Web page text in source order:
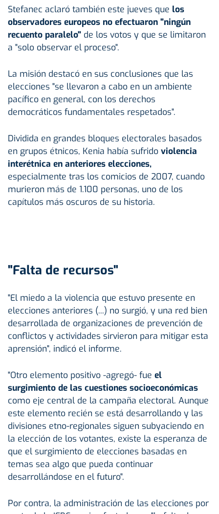
Stefanec aclaró también este jueves que los
observadores europeos no efectuaron "ningún
recuento paralelo" de los votos y que se limitaron
a "solo observar el proceso".
La misión destacó en sus conclusiones que las
elecciones "se llevaron a cabo en un ambiente
pacífico en general, con los derechos
democráticos fundamentales respetados".
Dividida en grandes bloques electorales basados
en grupos étnicos, Kenia había sufrido violencia
interétnica en anteriores elecciones,
especialmente tras los comicios de 2007, cuando
murieron más de 1.100 personas, uno de los
capítulos más oscuros de su historia.
"Falta de recursos"
"El miedo a la violencia que estuvo presente en
elecciones anteriores (...) no surgió, y una red bien
desarrollada de organizaciones de prevención de
conflictos y actividades sirvieron para mitigar esta
aprensión", indicó el informe.
"Otro elemento positivo -agregó- fue el
surgimiento de las cuestiones socioeconómicas
como eje central de la campaña electoral. Aunque
este elemento recién se está desarrollando y las
divisiones etno-regionales siguen subyaciendo en
la elección de los votantes, existe la esperanza de
que el surgimiento de elecciones basadas en
temas sea algo que pueda continuar
desarrollándose en el futuro".
Por contra, la administración de las elecciones por